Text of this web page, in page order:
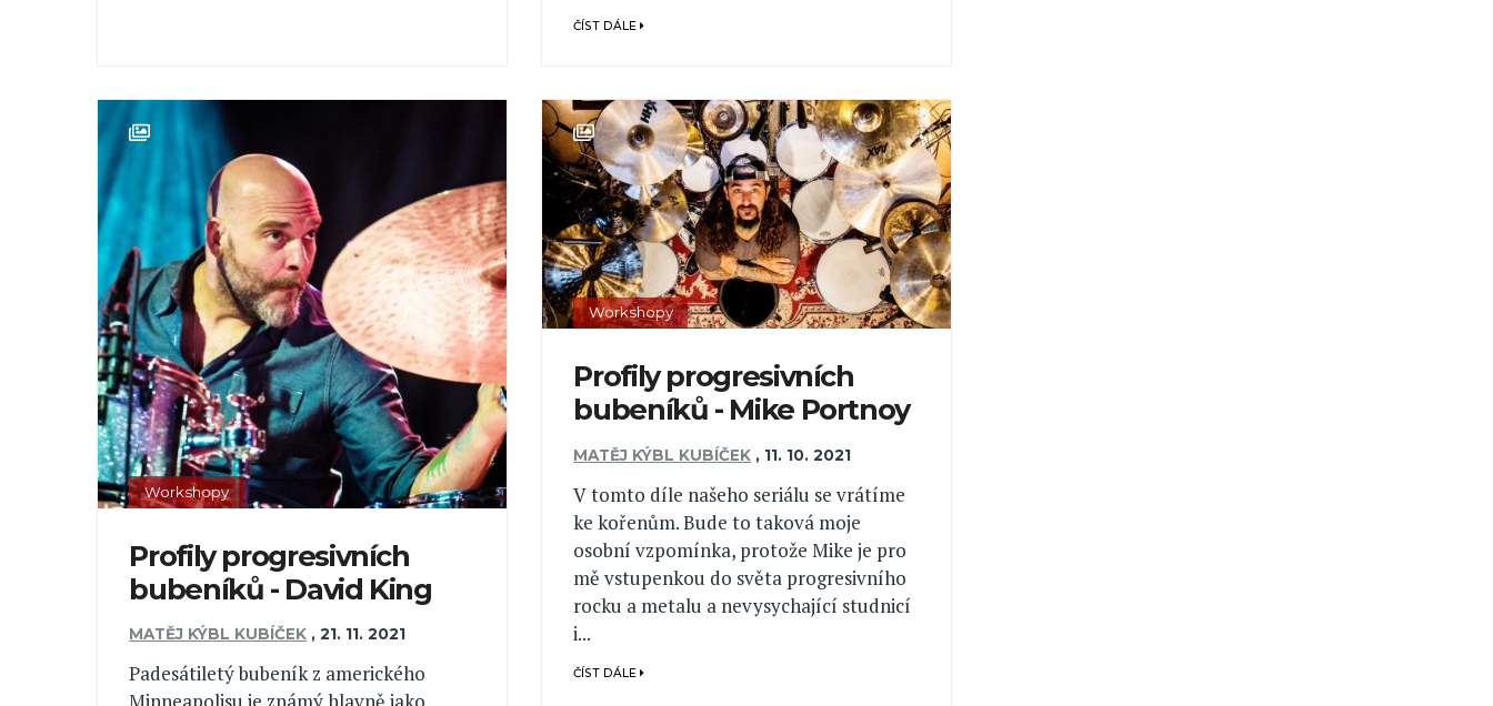
ČÍST DÁLE
Workshopy
Profily progresivních
bubeníků - David King
MATĚJ KÝBL KUBÍČEK ,21. 11. 2021
Padesátiletý bubeník z amerického
Workshopy
Profily progresivních
bubeníků - Mike Portnoy
MATĚJ KÝBL KUBÍČEK , 11. 10. 2021
V tomto díle našeho seriálu se vrátíme
ke kořenům. Bude to taková moje
osobní vzpomínka, protože Mike je pro
mě vstupenkou do světa progresivního
rocku a metalu a nevysychající studnicí
i...
ČÍST DÁLE